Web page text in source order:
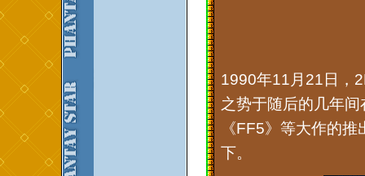
1990年11月21日，
之势于随后的几年
《FF5》等大作的
下。